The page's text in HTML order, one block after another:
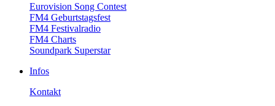
EurovisionSongContest
FM4Geburtstagsfest
FM4Festivalradio
FM4Charts
SoundparkSuperstar
Infos
Kontakt